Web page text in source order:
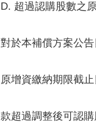
D. 超過認購股數之
對於本補償方案公
原增資繳納期限截
款超過調整後可認